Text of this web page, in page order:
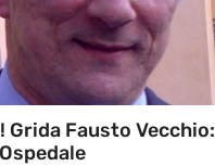
Grida Fausto Vecchio: